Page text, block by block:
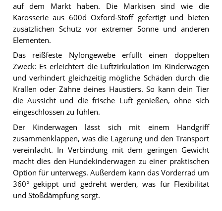
auf dem Markt haben. Die Markisen sind wie die
Karosserie aus 600d Oxford-Stoff gefertigt und bieten
zusätzlichen Schutz vor extremer Sonne und anderen
Elementen.
Das reißfeste Nylongewebe erfüllt einen doppelten
Zweck: Es erleichtert die Luftzirkulation im Kinderwagen
und verhindert gleichzeitig mögliche Schäden durch die
Krallen oder Zähne deines Haustiers. So kann dein Tier
die Aussicht und die frische Luft genießen, ohne sich
eingeschlossen zu fühlen.
Der Kinderwagen lässt sich mit einem Handgriff
zusammenklappen, was die Lagerung und den Transport
vereinfacht. In Verbindung mit dem geringen Gewicht
macht dies den Hundekinderwagen zu einer praktischen
Option für unterwegs. Außerdem kann das Vorderrad um
360° gekippt und gedreht werden, was für Flexibilität
und Stoßdämpfung sorgt.